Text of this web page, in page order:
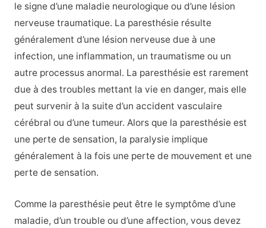
le signe d’une maladie neurologique ou d’une lésion
nerveuse traumatique. La paresthésie résulte
généralement d’une lésion nerveuse due à une
infection, une inflammation, un traumatisme ou un
autre processus anormal. La paresthésie est rarement
due à des troubles mettant la vie en danger, mais elle
peut survenir à la suite d’un accident vasculaire
cérébral ou d’une tumeur. Alors que la paresthésie est
une perte de sensation, la paralysie implique
généralement à la fois une perte de mouvement et une
perte de sensation.
Comme la paresthésie peut être le symptôme d’une
maladie, d’un trouble ou d’une affection, vous devez